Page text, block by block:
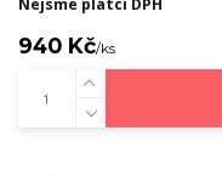
Nejsme plátci DPH
940 Kč/ks